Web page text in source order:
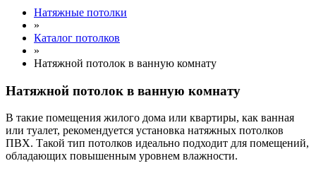
Натяжные потолки
»
Каталог потолков
»
Натяжной потолок в ванную комнату
Натяжной потолок в ванную комнату
В такие помещения жилого дома или квартиры, как ванная
или туалет, рекомендуется установка натяжных потолков
ПВХ. Такой тип потолков идеально подходит для помещений,
обладающих повышенным уровнем влажности.